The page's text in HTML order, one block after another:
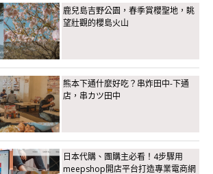
鹿兒島吉野公園，春季賞櫻聖地，眺
望壯觀的櫻島火山
熊本下通什麼好吃？串炸田中-下通
店，串カツ田中
日本代購、團購主必看！4步驟用
meepshop開店平台打造專業電商網